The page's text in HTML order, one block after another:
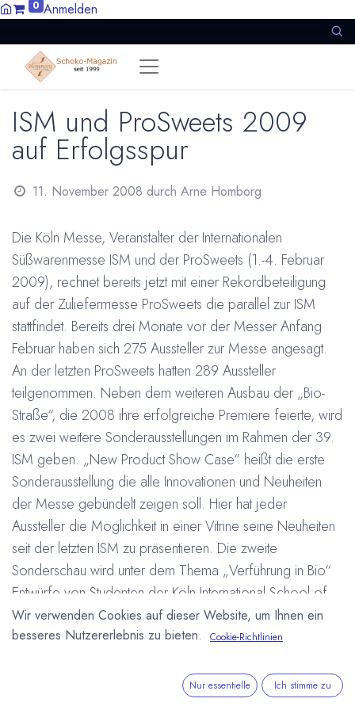
0 Anmelden
ISM und ProSweets 2009
auf Erfolgsspur
11. November 2008 durch Arne Homborg
Die Köln Messe, Veranstalter der Internationalen
Süßwarenmesse ISM und der ProSweets (1.-4. Februar
2009), rechnet bereits jetzt mit einer Rekordbeteiligung
auf der Zuliefermesse ProSweets die parallel zur ISM
stattfindet. Bereits drei Monate vor der Messer Anfang
Februar haben sich 275 Aussteller zur Messe angesagt.
An der letzten ProSweets hatten 289 Aussteller
teilgenommen. Neben dem weiteren Ausbau der „Bio-
Straße“, die 2008 ihre erfolgreiche Premiere feierte, wird
es zwei weitere Sonderausstellungen im Rahmen der 39.
ISM geben. „New Product Show Case“ heißt die erste
Sonderausstellung die alle Innovationen und Neuheiten
der Messe gebündelt zeigen soll. Hier hat jeder
Aussteller die Möglichkeit in einer Vitrine seine Neuheiten
seit der letzten ISM zu präsentieren. Die zweite
Sonderschau wird unter dem Thema „Verführung in Bio“
Entwürfe von Studenten der Köln International School of
Design (KISD) zeigen. Neben dem Ausbau und einer
besseren Platzierung der Bio-Straße wird das Thema Bio
Fachgesprächen“, weiter in den Mittelpunkt gerückt.
Insgesamt werden rund 1.600 Aussteller aus 70 Ländern
Wir verwenden Cookies auf dieser Website, um Ihnen ein
besseres Nutzererlebnis zu bieten.
Cookie-Richtlinien
Nur essentielle Ich stimme zu